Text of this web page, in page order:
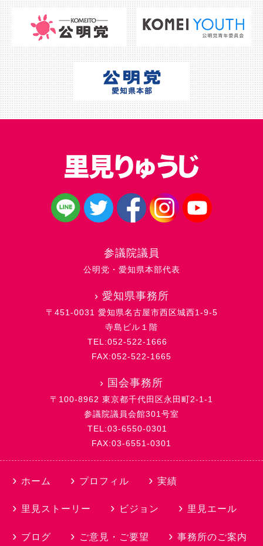
参議院議員
公明党・愛知県本部代表
› 愛知県事務所
〒451-0031 愛知県名古屋市西区城西1-9-5
寺島ビル１階
TEL:052-522-1666
FAX:052-522-1665
› 国会事務所
〒100-8962 東京都千代田区永田町2-1-1
参議院議員会館301号室
TEL:03-6550-0301
FAX:03-6551-0301
ホーム プロフィル 実績
里見ストーリー ビジョン 里見エール
ブログ ご意見・ご要望 事務所のご案内